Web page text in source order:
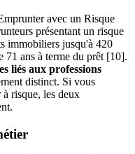
avec un Risque
présentant un risque
immobiliers jusqu'à 420
71 ans à terme du prêt [10].
liés aux professions
distinct. Si vous
risque, les deux